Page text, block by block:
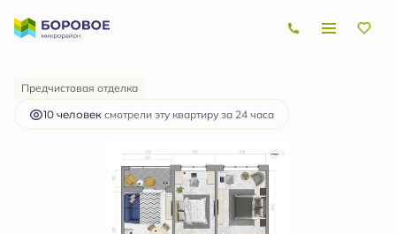
3-комнатная 10 083 398 руб.
Ипотекаот 30 135 руб.
Предчистовая отделка
10 человек смотрели эту квартиру за 24 часа